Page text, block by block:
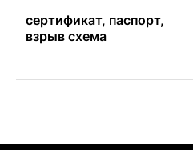
сертификат, паспорт,
взрыв схема